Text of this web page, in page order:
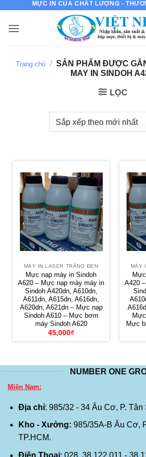
nội
MỰC IN CỦA CHẤT LƯỢNG -
Trang chủ / SẢN PHẨM ĐƯỢC
MAY IN SINDOH
LỌC
MÁY IN LASER TRẮNG ĐEN
Mực nạp máy in Sindoh
A620 – Mực nạp máy máy in
Sindoh A420dn, A610dn,
A611dn, A615dn, A616dn,
A620dn, A621dn – Mực nạp
Sindoh A610 – Mực bơm
máy Sindoh A620
45,000₫
MÁY
A420
Mực
NUMBER ONE
Miền Nam:
Địa chỉ: 985/32 - 34 Âu Cơ, P.
Kho - Xưởng: 985/35A-B Âu Cơ,
TP.HCM.
Điện Thoại: 028. 38 122 011 - 38